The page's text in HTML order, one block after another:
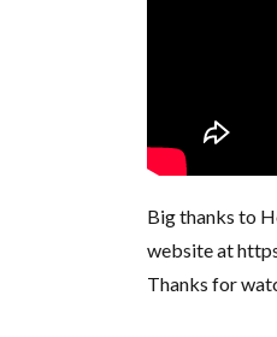
Big thanks to
website at
Thanks for